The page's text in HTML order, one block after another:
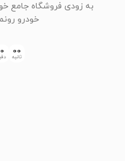
به زودی فروشگاه جامع
خودرو
00
ثانیه